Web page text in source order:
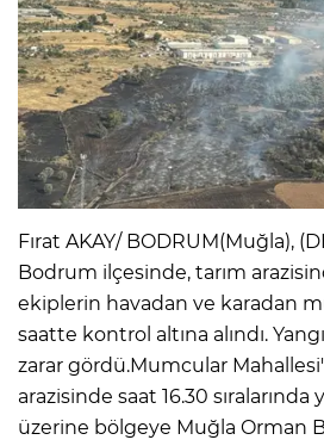
Fırat AKAY/ BODRUM(Muğla),
Bodrum ilçesinde, tarım
ekiplerin havadan ve karadan
saatte kontrol altına alındı.
zarar gördü.Mumcular
arazisinde saat 16.30 sıralarında
üzerine bölgeye Muğla Orman